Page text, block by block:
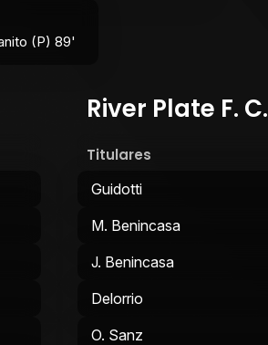
(P) 89'
River Plate F. C.
Titulares
Guidotti
M. Benincasa
J. Benincasa
Delorrio
O. Sanz